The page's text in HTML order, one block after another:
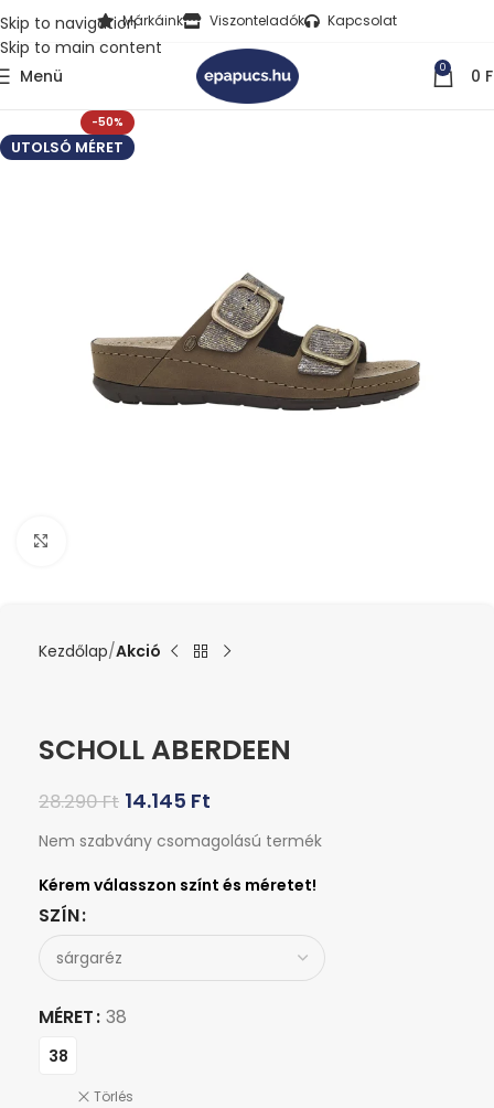
Skip to navigation
Skip to main content
Márkáink Viszonteladók Kapcsolat
Menü 0 0
-50%
UTOLSÓ MÉRET
Kezdőlap Akció
SCHOLL ABERDEEN
28.290Ft 14.145 Ft
Nem szabvány csomagolású termék
SZÍN
MÉRET 38
38
Törlés